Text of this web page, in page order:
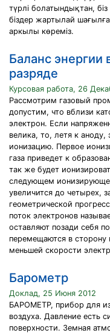
түрлі болатындықтан,
біздер жартылай
аркылы көреміз.
Баланс энергии
разряде
Курсовая работа, 26
Рассмотрим газовый
допустим, что вблизи
электрон. Если
велика, то, летя к аноду,
ионизацию. Первое
газа приведет к
так же будет
следующем
увеличится до четырех,
геометрической
поток электронов
оставляют позади себя
перемещаются в сторону
меньшей скорости
Барометр
Доклад, 25 Июня 2012
БАРОМЕТР, прибор для
воздуха. Давление есть
поверхности. Земная